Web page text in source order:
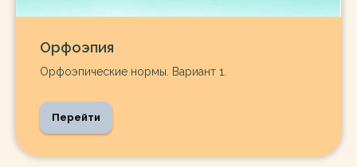
Орфоэпия
Орфоэпические нормы. Вариант 1.
Перейти